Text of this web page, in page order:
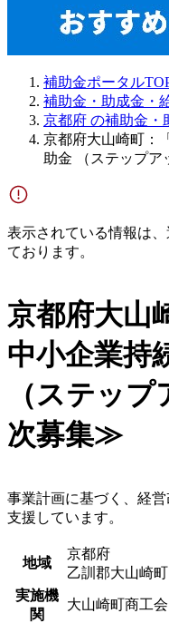
補助金ポータル
補助金・助成金・
京都府 の補助金・
京都府大山崎町：
助金 （ステップ
表示されている情報は
ております。
京都府大山
中小企業持
（ステッ
次募集≫
事業計画に基づく、経
支援しています。
地域
京都府
乙訓郡大山崎町
実施機
関
大山崎町商工会